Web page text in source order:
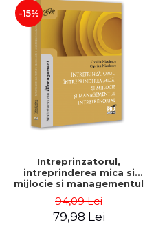
-15%
Intreprinzatorul,
intreprinderea mica si
mijlocie si managementul
Nicolescu, Ciprian
Nicolescu
94,09 Lei
79,98 Lei